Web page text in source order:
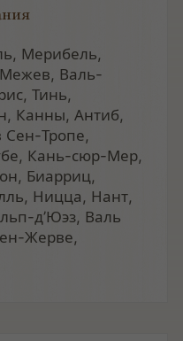
Мерибель,
Валь-
Тинь,
Канны, Антиб,
Сен-Тропе,
Кань-сюр-Мер,
Биарриц,
Ницца, Нант,
д’Юэз, Валь
Жерве,